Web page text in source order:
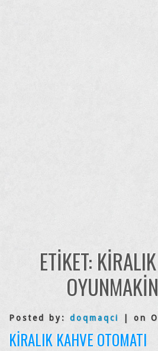
ETIKET:
Posted by: doqmaqci | on
KIRALIK KAHVE OTOMATI